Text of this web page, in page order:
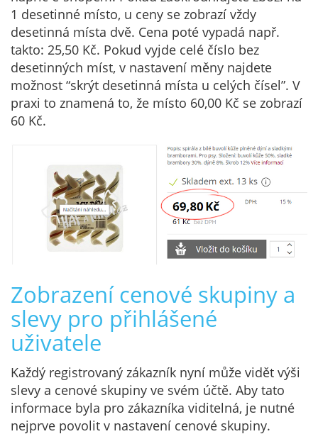
1 desetinné místo, u ceny se zobrazí vždy
desetinná místa dvě. Cena poté vypadá např.
takto: 25,50 Kč. Pokud vyjde celé číslo bez
desetinných míst, v nastavení měny najdete
možnost “skrýt desetinná místa u celých čísel”. V
praxi to znamená to, že místo 60,00 Kč se zobrazí
60 Kč.
Zobrazení cenové skupiny a
slevy pro přihlášené
uživatele
Každý registrovaný zákazník nyní může vidět výši
slevy a cenové skupiny ve svém účtě. Aby tato
informace byla pro zákazníka viditelná, je nutné
nejprve povolit v nastavení cenové skupiny.